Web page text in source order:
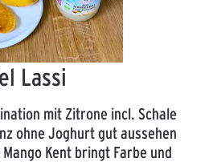
Lassi
mit Zitrone incl. Schale
ohne Joghurt gut aussehen
Kent bringt Farbe und